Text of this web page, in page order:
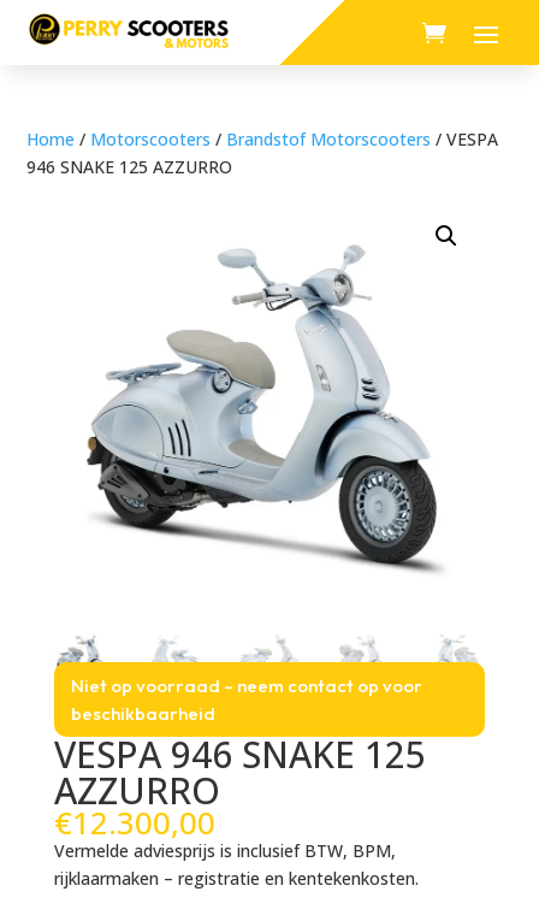
Home / Motorscooters / Brandstof Motorscooters / VESPA
946 SNAKE 125 AZZURRO
VESPA 946 SNAKE 125
AZZURRO
€12.300,00
Niet op voorraad – neem contact op voor
beschikbaarheid
Vermelde adviesprijs is inclusief BTW, BPM,
rijklaarmaken – registratie en kentekenkosten.